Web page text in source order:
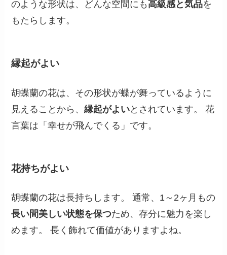
のような形状は、どんな空間にも高級感と気品を
もたらします。
縁起がよい
胡蝶蘭の花は、その形状が蝶が舞っているように
見えることから、縁起がよいとされています。 花
言葉は「幸せが飛んでくる」です。
花持ちがよい
胡蝶蘭の花は長持ちします。 通常、1～2ヶ月もの
長い間美しい状態を保つため、存分に魅力を楽し
めます。 長く飾れて価値がありますよね。